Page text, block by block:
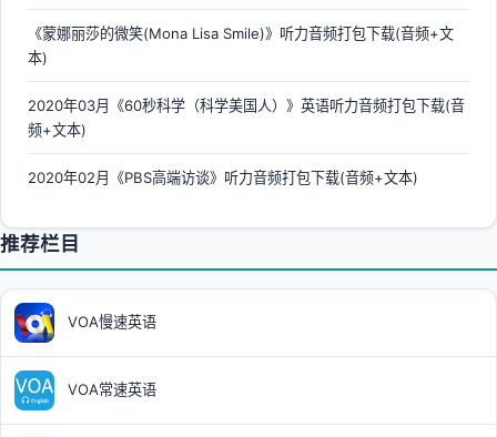
《蒙娜丽莎的微笑(Mona Lisa Smile)》听力音频打包下载(音频+文
本)
2020年03月《60秒科学（科学美国人）》英语听力音频打包下载(音
频+文本)
2020年02月《PBS高端访谈》听力音频打包下载(音频+文本)
推荐栏目
VOA慢速英语
VOA常速英语